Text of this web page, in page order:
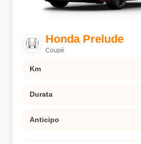
Honda Prelude
Coupé
Km
Durata
Anticipo